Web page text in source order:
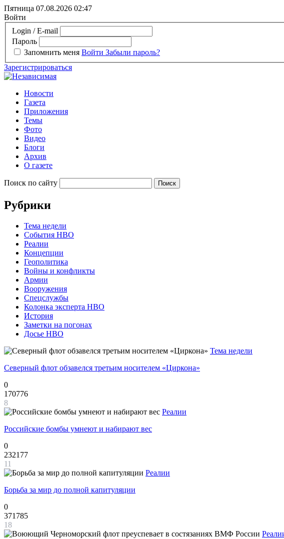
Пятница 07.08.2026 02:47
Войти
Login / E-mail
Пароль
Запомнить меня Войти Забыли пароль?
Зарегистрироваться
Новости
Газета
Приложения
Темы
Фото
Видео
Блоги
Архив
О газете
Поиск по сайту
Рубрики
Тема недели
События НВО
Реалии
Концепции
Геополитика
Войны и конфликты
Армии
Вооружения
Спецслужбы
Колонка эксперта НВО
История
Заметки на погонах
Досье НВО
Тема недели
Северный флот обзавелся третьим носителем «Циркона»
0
170776
8
Реалии
Российские бомбы умнеют и набирают вес
0
232177
11
Реалии
Борьба за мир до полной капитуляции
0
371785
18